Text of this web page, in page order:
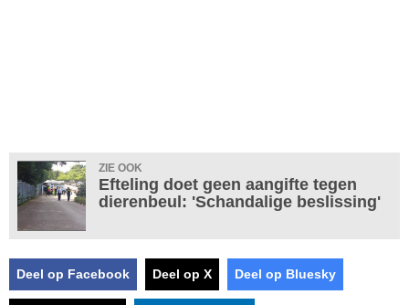
ZIE OOK
Efteling doet geen aangifte tegen
dierenbeul: 'Schandalige beslissing'
Deel op Facebook Deel op X Deel op Bluesky